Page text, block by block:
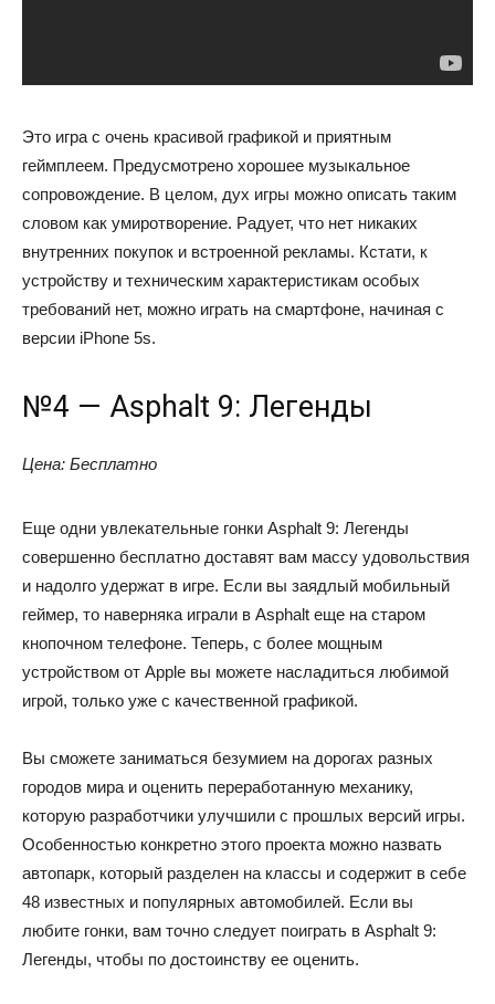
Это игра с очень красивой графикой и приятным
геймплеем. Предусмотрено хорошее музыкальное
сопровождение. В целом, дух игры можно описать таким
словом как умиротворение. Радует, что нет никаких
внутренних покупок и встроенной рекламы. Кстати, к
устройству и техническим характеристикам особых
требований нет, можно играть на смартфоне, начиная с
версии iPhone 5s.
№4 — Asphalt 9: Легенды
Цена: Бесплатно
Еще одни увлекательные гонки Asphalt 9: Легенды
совершенно бесплатно доставят вам массу удовольствия
и надолго удержат в игре. Если вы заядлый мобильный
геймер, то наверняка играли в Asphalt еще на старом
кнопочном телефоне. Теперь, с более мощным
устройством от Apple вы можете насладиться любимой
игрой, только уже с качественной графикой.
Вы сможете заниматься безумием на дорогах разных
городов мира и оценить переработанную механику,
которую разработчики улучшили с прошлых версий игры.
Особенностью конкретно этого проекта можно назвать
автопарк, который разделен на классы и содержит в себе
48 известных и популярных автомобилей. Если вы
любите гонки, вам точно следует поиграть в Asphalt 9:
Легенды, чтобы по достоинству ее оценить.